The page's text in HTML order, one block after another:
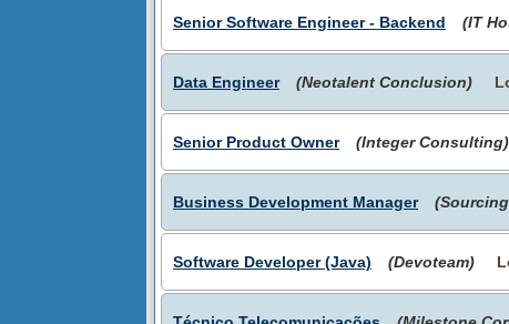
Senior Software Engineer - Backend (IT
Data Engineer (Neotalent Conclusion)
Senior Product Owner (Integer Consulting)
Business Development Manager
Software Developer (Java) (Devoteam)